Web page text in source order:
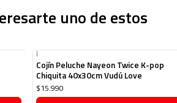
uno de estos
|
Cojín Peluche Nayeon Twice K-pop
Chiquita 40x30cm Vudú Love
$15.990